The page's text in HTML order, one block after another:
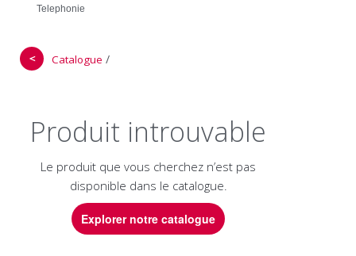
Telephonie
＜ Catalogue /
Produit introuvable
Le produit que vous cherchez n’est pas
disponible dans le catalogue.
Explorer notre catalogue